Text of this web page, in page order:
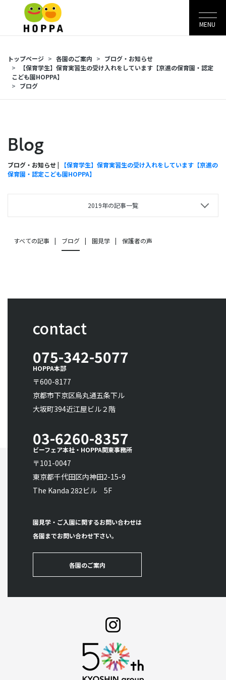
MENU
トップページ 各園のご案内
ブログ・お知らせ
【保育学生】保育実習生の受け入れをしています【京進の保育園・認定
こども園HOPPA】
ブログ
Blog
ブログ・お知らせ |
【保育学生】保育実習生の受け入れをしています【京進の
保育園・認定こども園HOPPA】
2019年の記事一覧
すべての記事 ブログ 園見学 保護者の声
contact
075-342-5077
HOPPA本部
〒600-8177
京都市下京区烏丸通五条下ル
大坂町394近江屋ビル２階
03-6260-8357
ビーフェア本社・HOPPA関東事務所
〒101-0047
東京都千代田区内神田2-15-9
The Kanda 282ビル 5F
園見学・ご入園に関するお問い合わせは
各園までお問い合わせ下さい。
各園のご案内